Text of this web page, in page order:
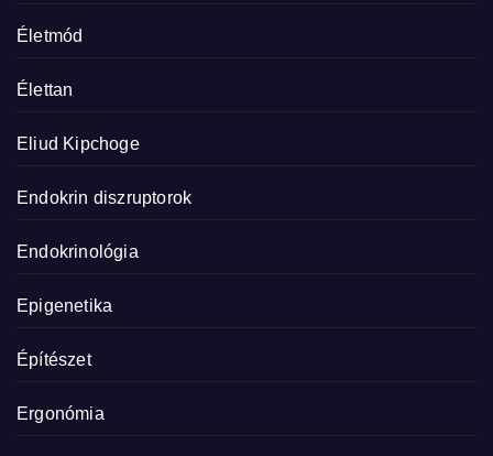
Életmód
Élettan
Eliud Kipchoge
Endokrin diszruptorok
Endokrinológia
Epigenetika
Építészet
Ergonómia